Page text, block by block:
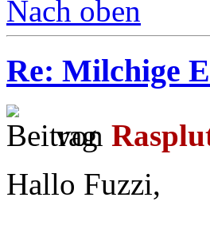
Nach oben
Re: Milchige
von
Hallo Fuzzi,